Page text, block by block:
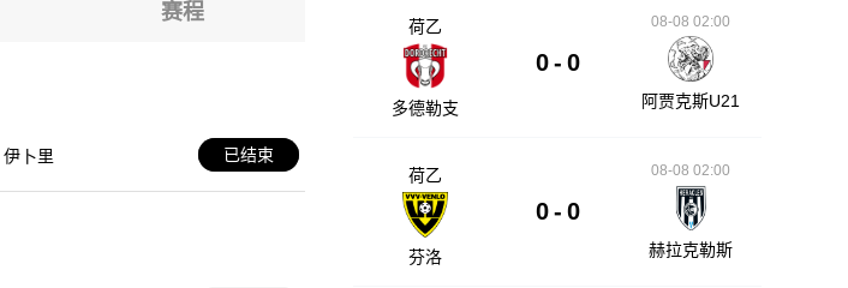
赛程
伊卜里 已结束
荷乙
多德勒支
0 - 0
08-08 02:00
阿贾克斯U21
荷乙
芬洛
0 - 0
08-08 02:00
赫拉克勒斯